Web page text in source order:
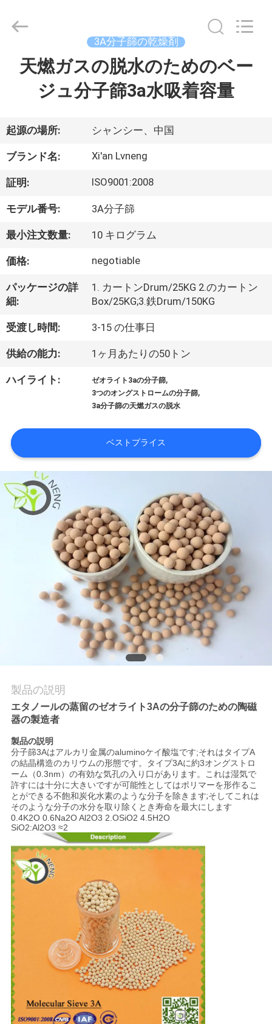
製
品
動
VR
シ
ョ
ー
た
ち
に
つ
学
品
質
管
理
お
問
い
合
わ
せ
ニ
ュ
2018
Lvneng
Purification
3A分子篩の乾燥剤
天燃ガスの脱水のためのベー
ジュ分子篩3a水吸着容量
起源の場所: シャンシー、中国
ブランド名: Xi'an Lvneng
証明: ISO9001:2008
モデル番号: 3A分子篩
最小注文数量: 10 キログラム
価格: negotiable
パッケージの詳
細:
1. カートンDrum/25KG 2.のカートン
Box/25KG;3.鉄Drum/150KG
受渡し時間: 3-15 の仕事日
供給の能力: 1ヶ月あたりの50トン
ハイライト: ゼオライト3aの分子篩,
3つのオングストロームの分子篩,
3a分子篩の天燃ガスの脱水
ベストプライス
製品の説明
エタノールの蒸留のゼオライト3Aの分子篩のための陶磁
器の製造者
製品の説明
分子篩3Aはアルカリ金属のaluminoケイ酸塩です;それはタイプA
の結晶構造のカリウムの形態です。タイプ3Aに約3オングストロ
ーム（0.3nm）の有効な気孔の入り口があります。これは湿気で
許すには十分に大きいですが可能性としてはポリマーを形作るこ
とができる不飽和炭化水素のような分子を除きます;そしてこれは
そのような分子の水分を取り除くとき寿命を最大にします
0.4K2O 0.6Na2O Al2O3 2.OSiO2 4.5H2O
SiO2:Al2O3 ≈2